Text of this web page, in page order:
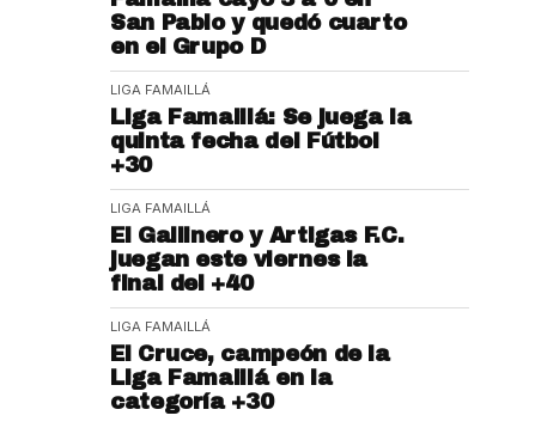
San Pablo y quedó cuarto
en el Grupo D
LIGA FAMAILLÁ
Liga Famaillá: Se juega la
quinta fecha del Fútbol
+30
LIGA FAMAILLÁ
El Gallinero y Artigas F.C.
juegan este viernes la
final del +40
LIGA FAMAILLÁ
El Cruce, campeón de la
Liga Famaillá en la
categoría +30